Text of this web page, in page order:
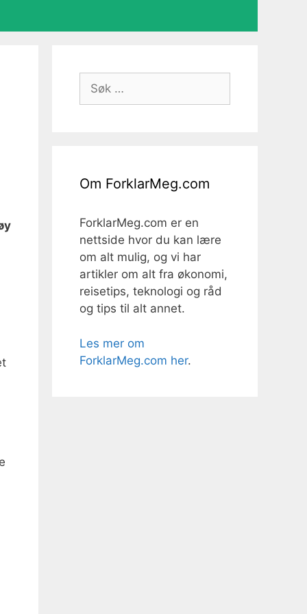
Søk
etter:
Om ForklarMeg.com
ForklarMeg.com er en
nettside hvor du kan lære
om alt mulig, og vi har
artikler om alt fra økonomi,
reisetips, teknologi og råd
og tips til alt annet.
Les mer om
ForklarMeg.com her.